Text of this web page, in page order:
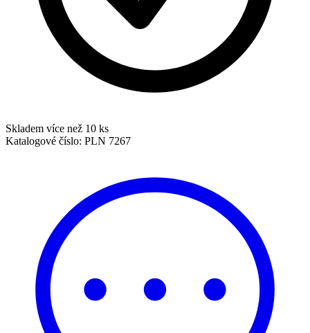
Skladem více než 10 ks
Katalogové číslo: PLN 7267